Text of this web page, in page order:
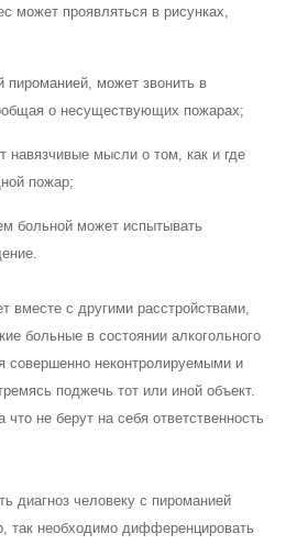
может проявляться в рисунках,
пироманией, может звонить в
о несуществующих пожарах;
навязчивые мысли о том, как и где
пожар;
больной может испытывать
вместе с другими расстройствами,
больные в состоянии алкогольного
совершенно неконтролируемыми и
поджечь тот или иной объект.
не берут на себя ответственность
диагноз человеку с пироманией
так необходимо дифференцировать